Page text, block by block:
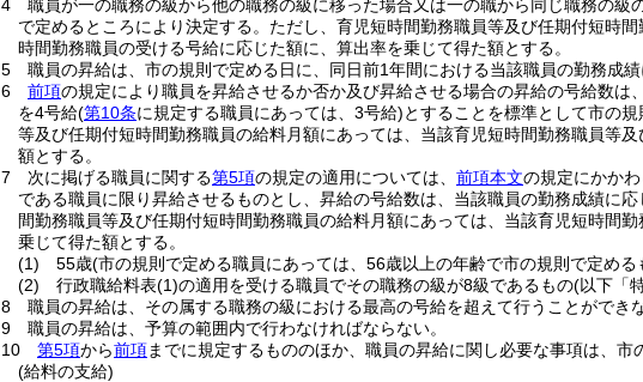
4
職員が一の職務の級から他の職務の級に移った場合又は一の職から同じ職務の
で定めるところにより決定する。 ただし、育児短時間勤務職員等及び任期付短時
時間勤務職員の受ける号給に応じた額に、算出率を乗じて得た額とする。
5
職員の昇給は、市の規則で定める日に、同日前1年間における当該職員の勤務成績
6
前項の規定により職員を昇給させるか否か及び昇給させる場合の昇給の号給数は、
を4号給(第10条に規定する職員にあっては、3号給)とすることを標準として市の
等及び任期付短時間勤務職員の給料月額にあっては、当該育児短時間勤務職員等
額とする。
7
次に掲げる職員に関する第5項の規定の適用については、 前項本文の規定にかかわ
である職員に限り昇給させるものとし、昇給の号給数は、当該職員の勤務成績に
間勤務職員等及び任期付短時間勤務職員の給料月額にあっては、当該育児短時間
乗じて得た額とする。
(1)
55歳(市の規則で定める職員にあっては、56歳以上の年齢で市の規則で定める
(2)
行政職給料表(1)の適用を受ける職員でその職務の級が8級であるもの(以下「
8
職員の昇給は、その属する職務の級における最高の号給を超えて行うことができな
9
職員の昇給は、予算の範囲内で行わなければならない。
10
第5項から前項までに規定するもののほか、職員の昇給に関し必要な事項は、市
(給料の支給)